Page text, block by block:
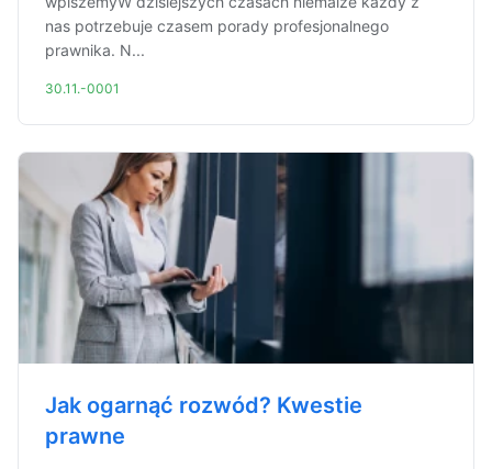
nas potrzebuje czasem porady profesjonalnego
prawnika. N...
30.11.-0001
Jak ogarnąć rozwód? Kwestie
prawne